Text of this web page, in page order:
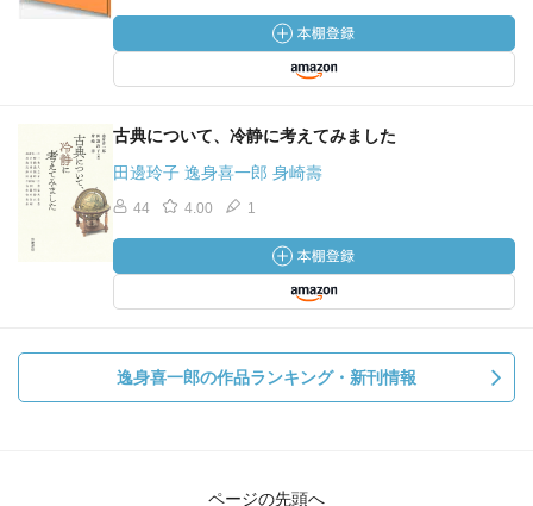
古典について、冷静に考えてみました
田邊玲子 逸身喜一郎 身崎壽
44 4.00 1
逸身喜一郎の作品ランキング・新刊情報
ページの先頭へ